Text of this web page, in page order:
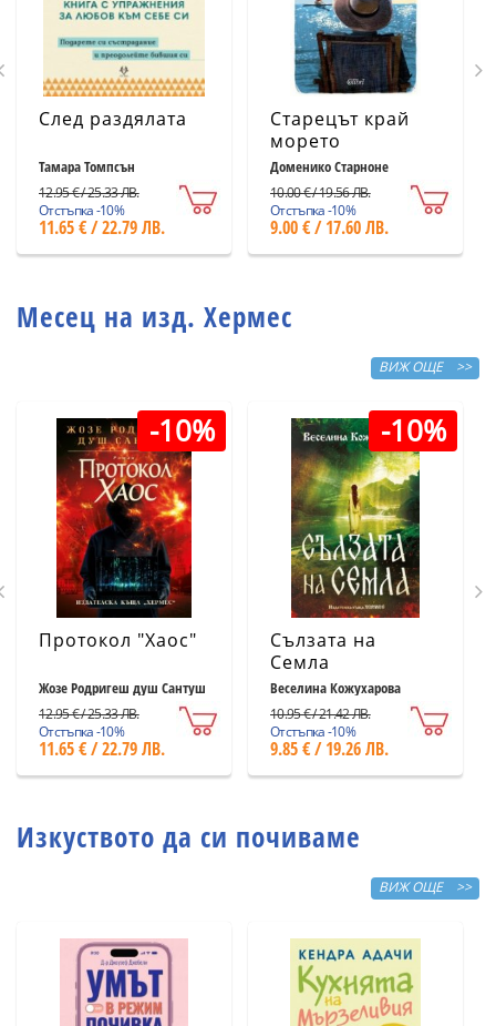
След раздялата
Тамара Томпсън
12.95 € / 25.33 ЛВ.
Отстъпка -10%
11.65 € / 22.79 ЛВ.
Старецът край
морето
Доменико Старноне
10.00 € / 19.56 ЛВ.
Отстъпка -10%
9.00 € / 17.60 ЛВ.
Месец на изд. Хермес
ВИЖ ОЩЕ >>
-10%
Протокол "Хаос"
Жозе Родригеш душ Сантуш
12.95 € / 25.33 ЛВ.
Отстъпка -10%
11.65 € / 22.79 ЛВ.
-10%
Сълзата на
Семла
Веселина Кожухарова
10.95 € / 21.42 ЛВ.
Отстъпка -10%
9.85 € / 19.26 ЛВ.
Изкуството да си почиваме
ВИЖ ОЩЕ >>